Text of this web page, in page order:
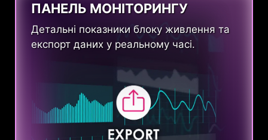
ПАНЕЛЬ МОНІТОРИНГУ
Детальні показники блоку живлення та
експорт даних у реальному часі.